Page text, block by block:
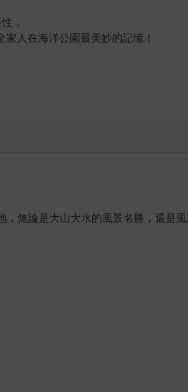
，
人在海洋公園最美妙的記憶！
無論是大山大水的風景名勝，還是